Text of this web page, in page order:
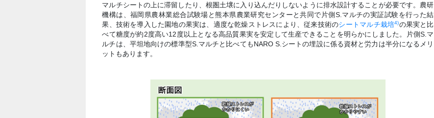
マルチシートの上に滞留したり、根圏土壌に入り込んだりしないように排水設計することが必要です。農研
機構は、福岡県農林業総合試験場と熊本県農業研究センターと共同で片側S.マルチの実証試験を行った結
果、技術を導入した園地の果実は、適度な乾燥ストレスにより、従来技術のシートマルチ栽培4)の果実と比
べて糖度が約2度高い12度以上となる高品質果実を安定して生産できることを明らかにしました。片側S.マ
ルチは、平坦地向けの標準型S.マルチと比べてもNARO S.シートの埋設に係る資材と労力は半分になるメリ
ットもあります。